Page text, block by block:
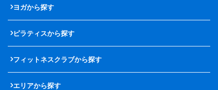
ヨガから探す
ピラティスから探す
フィットネスクラブから探す
エリアから探す